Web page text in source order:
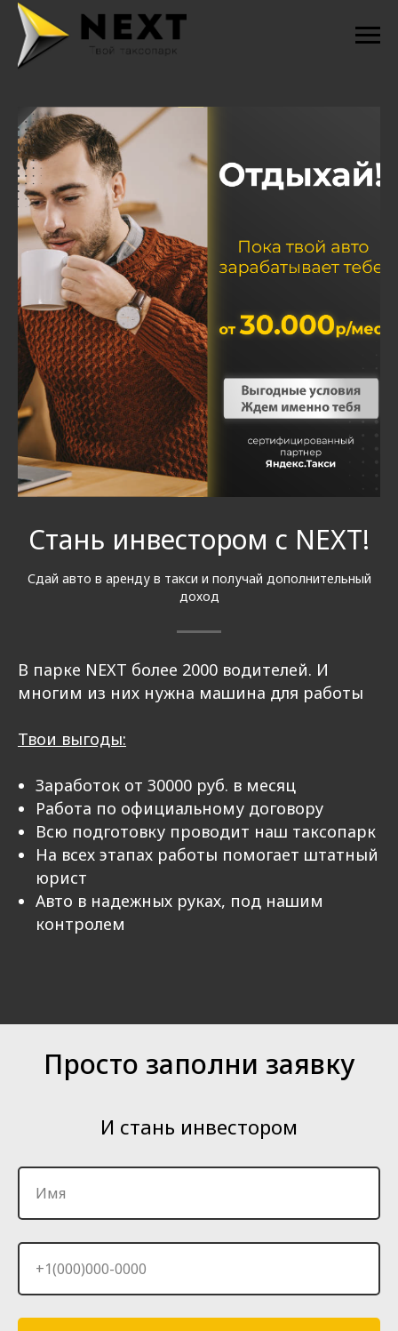
Стань инвестором с NEXT!
Сдай авто в аренду в такси и получай дополнительный
доход
В парке NEXT более 2000 водителей. И
многим из них нужна машина для работы
Твои выгоды:
Заработок от 30000 руб. в месяц
Работа по официальному договору
Всю подготовку проводит наш таксопарк
На всех этапах работы помогает штатный
юрист
Авто в надежных руках, под нашим
контролем
Просто заполни заявку
И стань инвестором
Имя
+1(000)000-0000